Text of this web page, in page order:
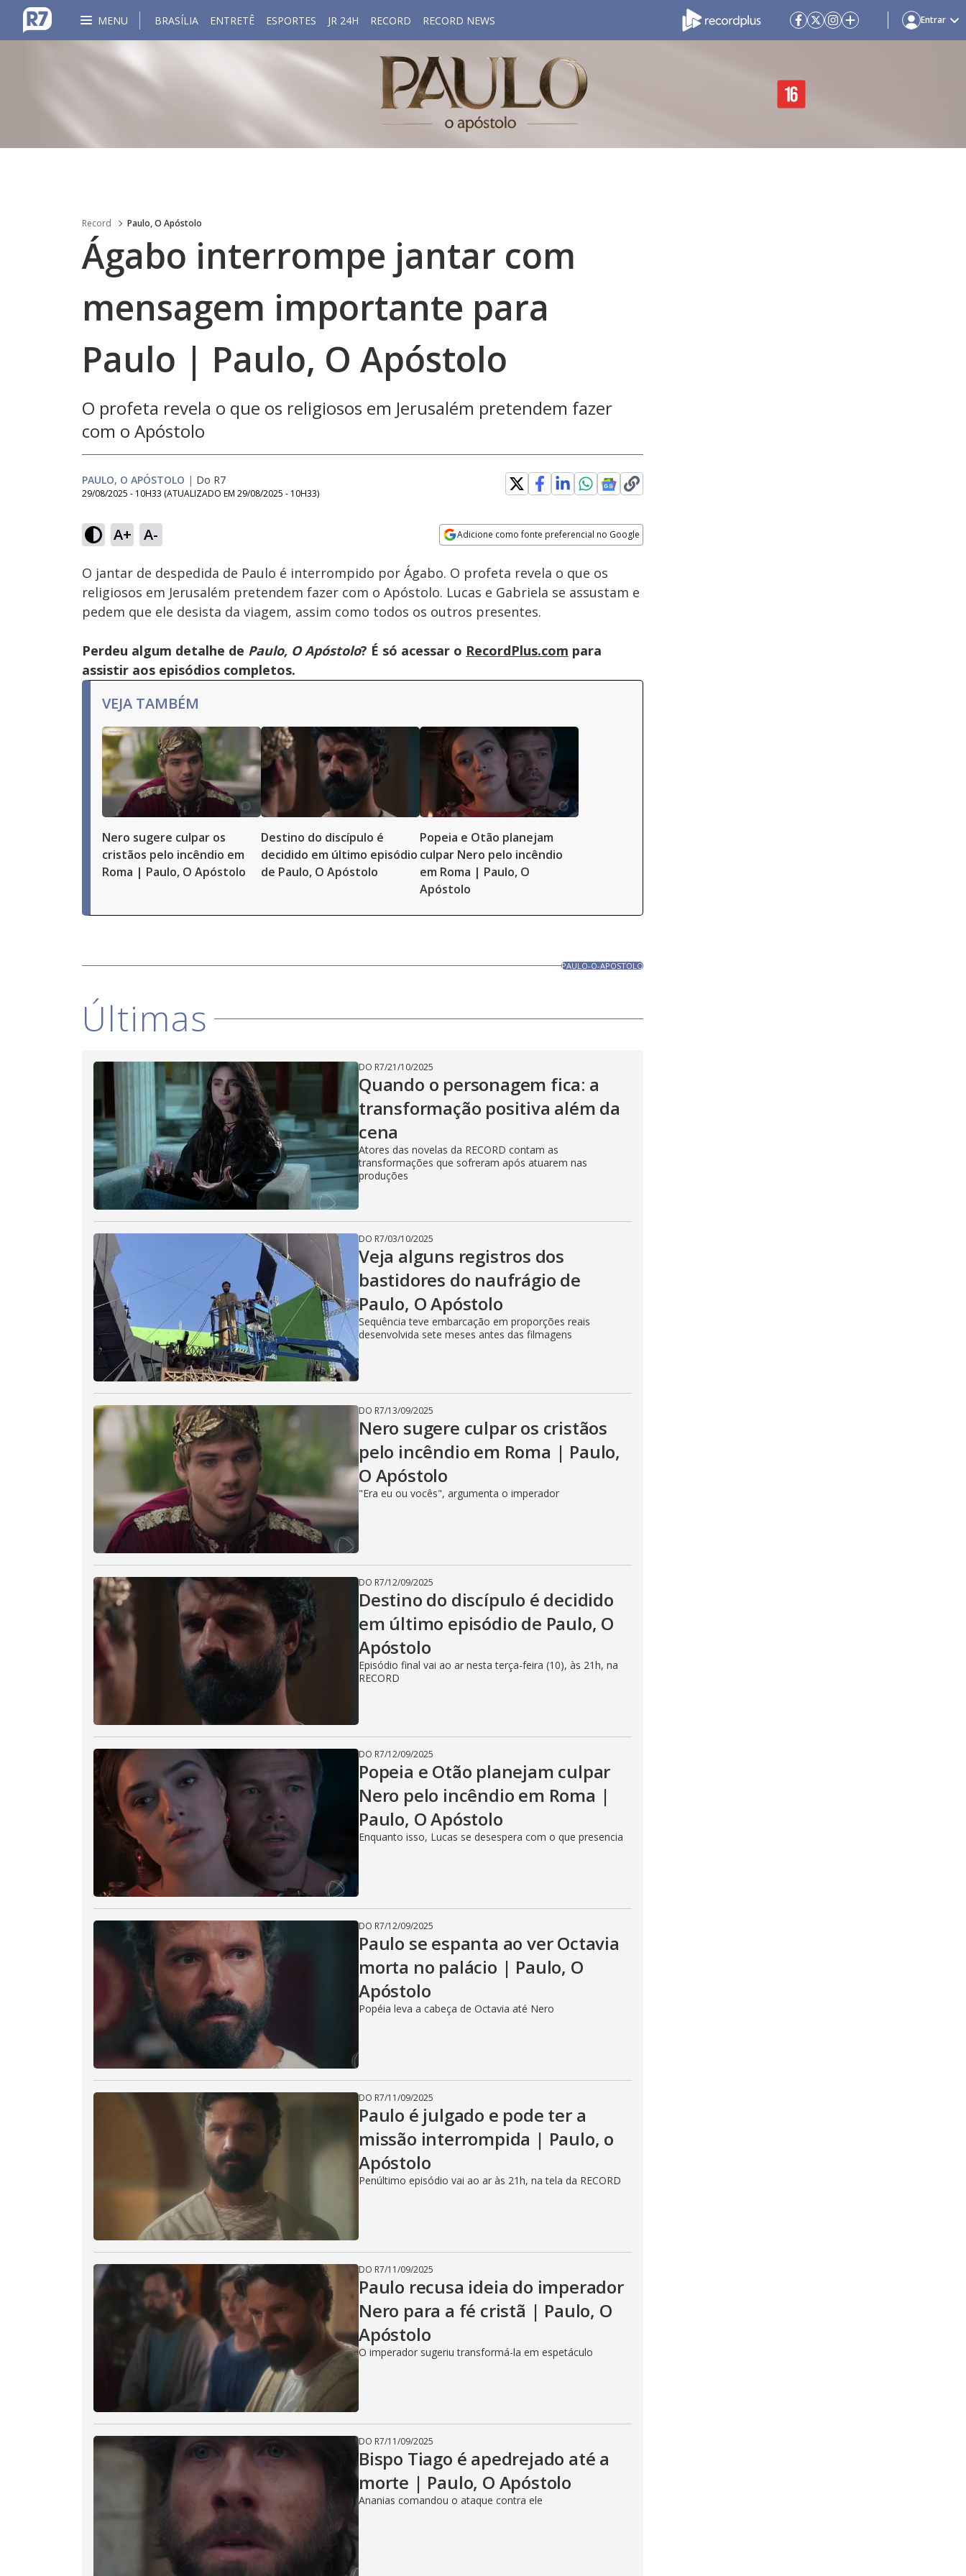
MENU BRASÍLIA ENTRETÊ ESPORTES JR 24H RECORD RECORD NEWS Entrar
Record Paulo, O Apóstolo
Ágabo interrompe jantar com
mensagem importante para
Paulo | Paulo, O Apóstolo
O profeta revela o que os religiosos em Jerusalém pretendem fazer
com o Apóstolo
PAULO, O APÓSTOLO | Do R7
29/08/2025 - 10H33 (ATUALIZADO EM 29/08/2025 - 10H33)
A+ A- Adicione como fonte preferencial no Google
Ativar
Som
Velocidade
O jantar de despedida de Paulo é interrompido por Ágabo. O profeta revela o que os
religiosos em Jerusalém pretendem fazer com o Apóstolo. Lucas e Gabriela se assustam e
pedem que ele desista da viagem, assim como todos os outros presentes.
Perdeu algum detalhe de Paulo, O Apóstolo? É só acessar o RecordPlus.com para
assistir aos episódios completos.
VEJA TAMBÉM
Nero sugere culpar os
cristãos pelo incêndio em
Roma | Paulo, O Apóstolo
Destino do discípulo é
decidido em último episódio
de Paulo, O Apóstolo
Popeia e Otão planejam
culpar Nero pelo incêndio
em Roma | Paulo, O
Apóstolo
PAULO-O-APOSTOLO
Últimas
DO R7/21/10/2025
Quando o personagem fica: a
transformação positiva além da
cena
Atores das novelas da RECORD contam as
transformações que sofreram após atuarem nas
produções
DO R7/03/10/2025
Veja alguns registros dos
bastidores do naufrágio de
Paulo, O Apóstolo
Sequência teve embarcação em proporções reais
desenvolvida sete meses antes das filmagens
DO R7/13/09/2025
Nero sugere culpar os cristãos
pelo incêndio em Roma | Paulo,
O Apóstolo
"Era eu ou vocês", argumenta o imperador
DO R7/12/09/2025
Destino do discípulo é decidido
em último episódio de Paulo, O
Apóstolo
Episódio final vai ao ar nesta terça-feira (10), às 21h, na
RECORD
DO R7/12/09/2025
Popeia e Otão planejam culpar
Nero pelo incêndio em Roma |
Paulo, O Apóstolo
Enquanto isso, Lucas se desespera com o que presencia
DO R7/12/09/2025
Paulo se espanta ao ver Octavia
morta no palácio | Paulo, O
Apóstolo
Popéia leva a cabeça de Octavia até Nero
DO R7/11/09/2025
Paulo é julgado e pode ter a
missão interrompida | Paulo, o
Apóstolo
Penúltimo episódio vai ao ar às 21h, na tela da RECORD
DO R7/11/09/2025
Paulo recusa ideia do imperador
Nero para a fé cristã | Paulo, O
Apóstolo
O imperador sugeriu transformá-la em espetáculo
DO R7/11/09/2025
Bispo Tiago é apedrejado até a
morte | Paulo, O Apóstolo
Ananias comandou o ataque contra ele